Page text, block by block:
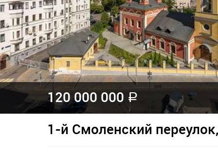
120 000 000 a
1-й Смоленский